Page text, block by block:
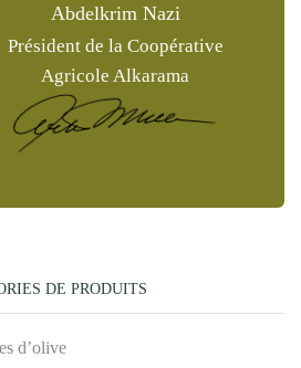
Abdelkrim Nazi
Président de la Coopérative
Agricole Alkarama
DE PRODUITS
d’olive